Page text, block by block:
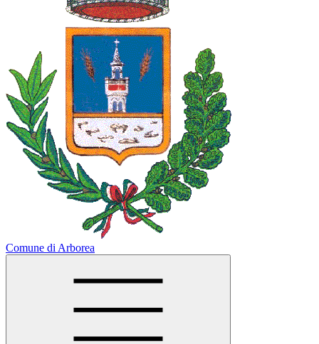
Comune di Arborea